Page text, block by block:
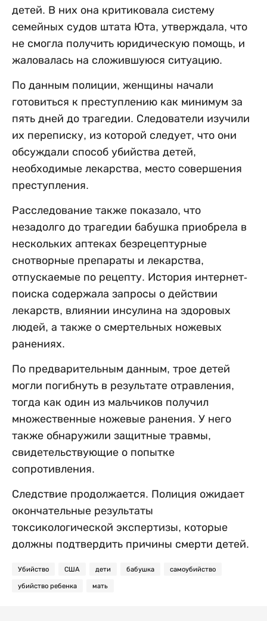
детей. В них она критиковала систему
семейных судов штата Юта, утверждала, что
не смогла получить юридическую помощь, и
жаловалась на сложившуюся ситуацию.
По данным полиции, женщины начали
готовиться к преступлению как минимум за
пять дней до трагедии. Следователи изучили
их переписку, из которой следует, что они
обсуждали способ убийства детей,
необходимые лекарства, место совершения
преступления.
Расследование также показало, что
незадолго до трагедии бабушка приобрела в
нескольких аптеках безрецептурные
снотворные препараты и лекарства,
отпускаемые по рецепту. История интернет-
поиска содержала запросы о действии
лекарств, влиянии инсулина на здоровых
людей, а также о смертельных ножевых
ранениях.
По предварительным данным, трое детей
могли погибнуть в результате отравления,
тогда как один из мальчиков получил
множественные ножевые ранения. У него
также обнаружили защитные травмы,
свидетельствующие о попытке
сопротивления.
Следствие продолжается. Полиция ожидает
окончательные результаты
токсикологической экспертизы, которые
должны подтвердить причины смерти детей.
Убийство США дети бабушка самоубийство
убийство ребенка мать